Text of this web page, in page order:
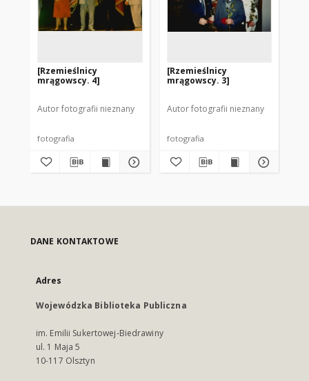
[Rzemieślnicy
mrągowscy. 4]
Autor fotografii nieznany
fotografia
[Rzemieślnicy
mrągowscy. 3]
Autor fotografii nieznany
fotografia
DANE KONTAKTOWE
Adres
Wojewódzka Biblioteka Publiczna
im. Emilii Sukertowej-Biedrawiny
ul. 1 Maja 5
10-117 Olsztyn